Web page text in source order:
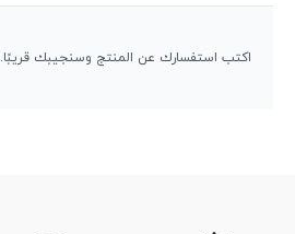
اكتب استفسارك عن المنتج وسنجيبك قريبًا.